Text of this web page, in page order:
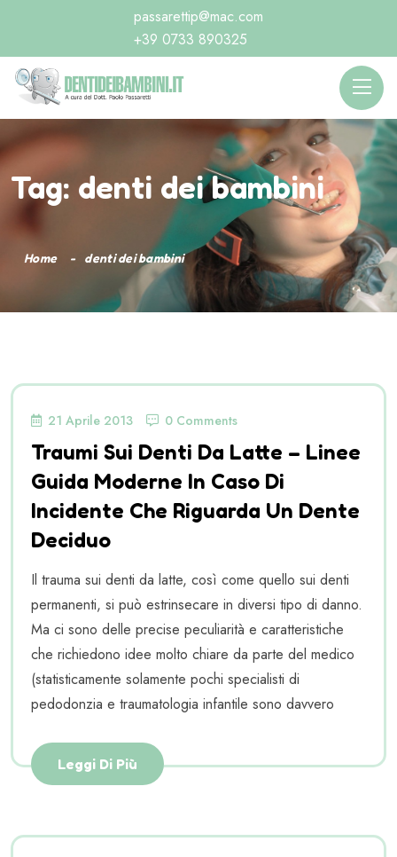
passarettip@mac.com
+39 0733 890325
Tag: denti dei bambini
Home denti dei bambini
21 Aprile 2013 0 Comments
Traumi Sui Denti Da Latte – Linee
Guida Moderne In Caso Di
Incidente Che Riguarda Un Dente
Deciduo
Il trauma sui denti da latte, così come quello sui denti
permanenti, si può estrinsecare in diversi tipo di danno.
Ma ci sono delle precise peculiarità e caratteristiche
che richiedono idee molto chiare da parte del medico
(statisticamente solamente pochi specialisti di
pedodonzia e traumatologia infantile sono davvero
Leggi Di Più